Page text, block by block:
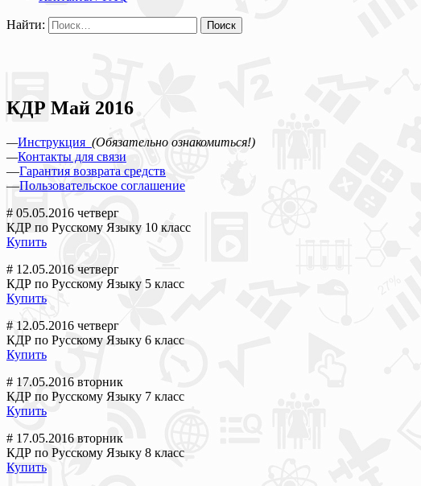
Найти:
КДР Май 2016
—Инструкция (Обязательно ознакомиться!)
—Контакты для связи
—Гарантия возврата средств
—Пользовательское соглашение
# 05.05.2016 четверг
КДР по Русскому Языку 10 класс
Купить
# 12.05.2016 четверг
КДР по Русскому Языку 5 класс
Купить
# 12.05.2016 четверг
КДР по Русскому Языку 6 класс
Купить
# 17.05.2016 вторник
КДР по Русскому Языку 7 класс
Купить
# 17.05.2016 вторник
КДР по Русскому Языку 8 класс
Купить